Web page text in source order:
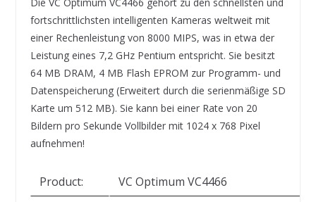
fortschrittlichsten intelligenten Kameras weltweit mit
einer Rechenleistung von 8000 MIPS, was in etwa der
Leistung eines 7,2 GHz Pentium entspricht. Sie besitzt
64 MB DRAM, 4 MB Flash EPROM zur Programm- und
Datenspeicherung (Erweitert durch die serienmäßige SD
Karte um 512 MB). Sie kann bei einer Rate von 20
Bildern pro Sekunde Vollbilder mit 1024 x 768 Pixel
aufnehmen!
Product:
VC Optimum VC4466